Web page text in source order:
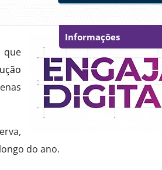
que
do ano.
Informações